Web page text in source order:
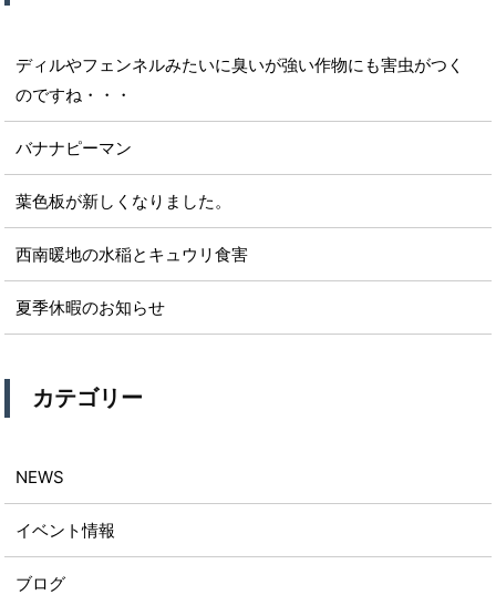
ディルやフェンネルみたいに臭いが強い作物にも害虫がつく
のですね・・・
バナナピーマン
葉色板が新しくなりました。
西南暖地の水稲とキュウリ食害
夏季休暇のお知らせ
カテゴリー
NEWS
イベント情報
ブログ